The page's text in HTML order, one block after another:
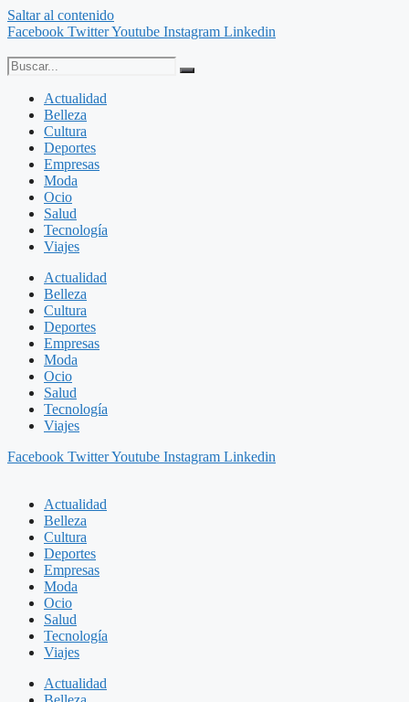
Saltar al contenido
Facebook TwitterYoutube Instagram Linkedin
Actualidad
Belleza
Cultura
Deportes
Empresas
Moda
Ocio
Salud
Tecnología
Viajes
Actualidad
Belleza
Cultura
Deportes
Empresas
Moda
Ocio
Salud
Tecnología
Viajes
Facebook TwitterYoutube Instagram Linkedin
Actualidad
Belleza
Cultura
Deportes
Empresas
Moda
Ocio
Salud
Tecnología
Viajes
Actualidad